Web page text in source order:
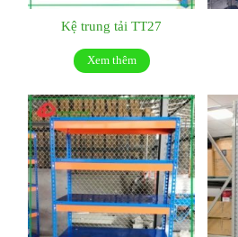
Kệ trung tải TT27
Xem thêm